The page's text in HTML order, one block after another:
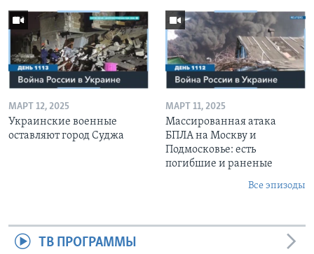
МАРТ 12, 2025
Украинские военные
оставляют город Суджа
МАРТ 11, 2025
Массированная атака
БПЛА на Москву и
Подмосковье: есть
погибшие и раненые
Все эпизоды
ТВ ПРОГРАММЫ